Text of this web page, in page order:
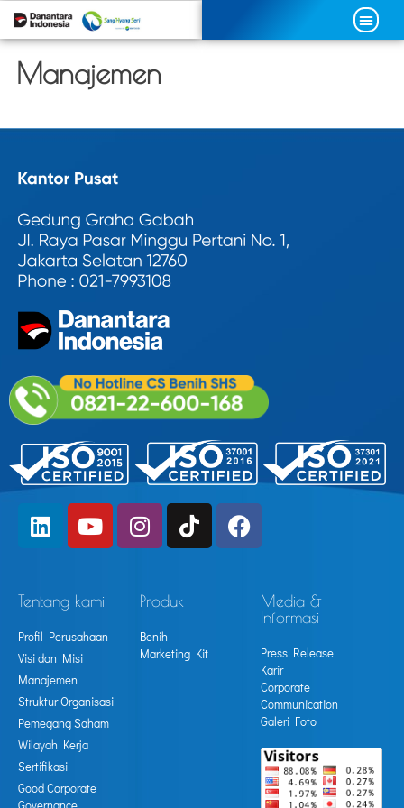
Manajemen
Tentang kami
Profil Perusahaan
Visi dan Misi
Manajemen
Struktur Organisasi
Pemegang Saham
Wilayah Kerja
Sertifikasi
Good Corporate
Produk
Benih
Marketing Kit
Media &
Informasi
Press Release
Karir
Corporate
Communication
Galeri Foto